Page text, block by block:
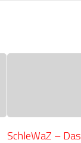
SchleWaZ – Das